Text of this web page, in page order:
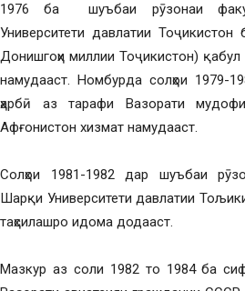
1976 ба шуъбаи рӯзонаи
Университети давлатии
Донишгоҳи миллии Тоҷикистон) қабул
намудааст. Номбурда солҳои 1979-
ҳарбӣ аз тарафи Вазорати
Афғонистон хизмат намудааст.
Солҳои 1981-1982 дар шуъбаи
Шарқи Университети давлатии
таҳсилашро идома додааст.
Мазкур аз соли 1982 то 1984 ба